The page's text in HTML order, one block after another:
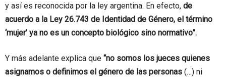
y así es reconocida por la ley argentina. En efecto, de
acuerdo a la Ley 26.743 de Identidad de Género, el término
‘mujer’ ya no es un concepto biológico sino normativo”.
Y más adelante explica que “no somos los jueces quienes
asignamos o definimos el género de las personas (…) ni